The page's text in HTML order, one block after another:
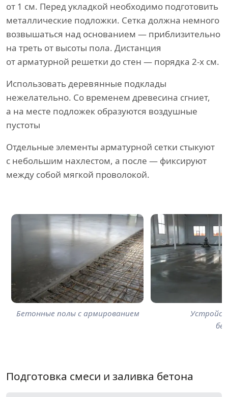
от 1 см. Перед укладкой необходимо подготовить
металлические подложки. Сетка должна немного
возвышаться над основанием — приблизительно
на треть от высоты пола. Дистанция
от арматурной решетки до стен — порядка 2-х см.
Использовать деревянные подклады
нежелательно. Со временем древесина сгниет,
а на месте подложек образуются воздушные
пустоты
Отдельные элементы арматурной сетки стыкуют
с небольшим нахлестом, а после — фиксируют
между собой мягкой проволокой.
Бетонные полы с армированием
Подготовка смеси и заливка бетона